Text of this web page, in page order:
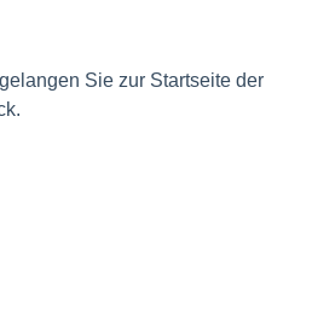
gelangen Sie zur Startseite der